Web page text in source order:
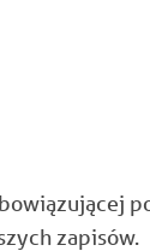
zapisów.